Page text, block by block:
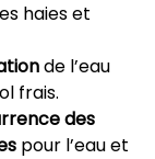
haies et
de l’eau
frais.
des
pour l’eau et